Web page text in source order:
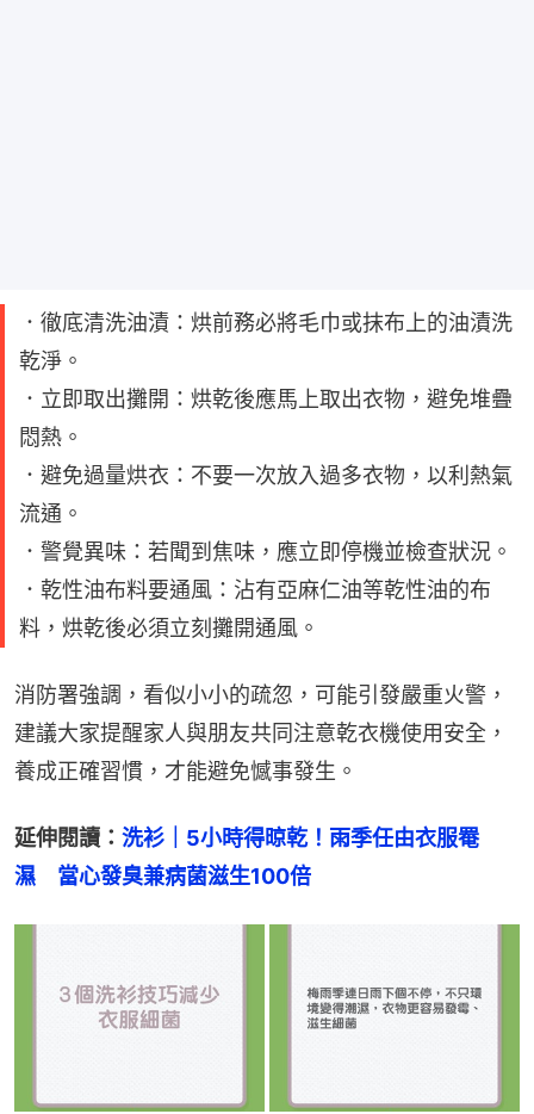
．徹底清洗油漬：烘前務必將毛巾或抹布上的油漬洗
乾淨。
．立即取出攤開：烘乾後應馬上取出衣物，避免堆疊
悶熱。
．避免過量烘衣：不要一次放入過多衣物，以利熱氣
流通。
．警覺異味：若聞到焦味，應立即停機並檢查狀況。
．乾性油布料要通風：沾有亞麻仁油等乾性油的布
料，烘乾後必須立刻攤開通風。
消防署強調，看似小小的疏忽，可能引發嚴重火警，
建議大家提醒家人與朋友共同注意乾衣機使用安全，
養成正確習慣，才能避免憾事發生。
延伸閱讀： 洗衫｜5小時得晾乾！雨季任由衣服罨
濕　當心發臭兼病菌滋生100倍